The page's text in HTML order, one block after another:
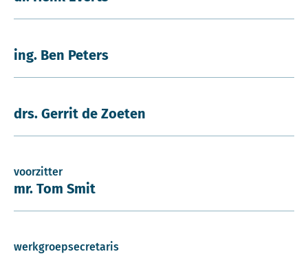
ing. Ben Peters
drs. Gerrit de Zoeten
voorzitter
mr. Tom Smit
werkgroepsecretaris